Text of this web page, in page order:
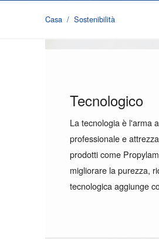
Casa / Sostenibilità
Tecnologico
La tecnologia è l'arma
professionale e
prodotti come
migliorare la purezza,
tecnologica aggiunge